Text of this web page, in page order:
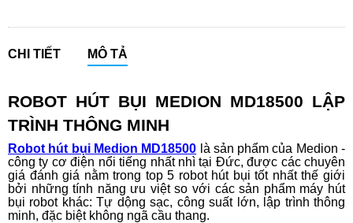
CHI TIẾT MÔ TẢ
ROBOT HÚT BỤI MEDION MD18500 LẬP
TRÌNH THÔNG MINH
Robot hút bụi Medion MD18500 là sản phẩm của Medion -
công ty cơ điện nổi tiếng nhất nhì tại Đức, được các chuyên
giá đánh giá nằm trong top 5 robot hút bụi tốt nhất thế giới
bởi những tính năng ưu việt so với các sản phẩm máy hút
bụi robot khác: Tự dộng sạc, công suất lớn, lập trình thông
minh, đặc biệt không ngã cầu thang.